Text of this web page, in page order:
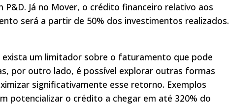
P&D. Já no Mover, o crédito financeiro relativo aos
será a partir de 50% dos investimentos realizados.
exista um limitador sobre o faturamento que pode
por outro lado, é possível explorar outras formas
significativamente esse retorno. Exemplos
potencializar o crédito a chegar em até 320% do